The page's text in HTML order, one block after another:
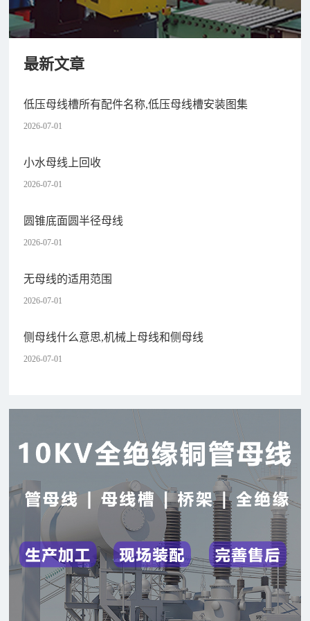
最新文章
低压母线槽所有配件名称,低压母线槽安装图集
2026-07-01
小水母线上回收
2026-07-01
圆锥底面圆半径母线
2026-07-01
无母线的适用范围
2026-07-01
侧母线什么意思,机械上母线和侧母线
2026-07-01